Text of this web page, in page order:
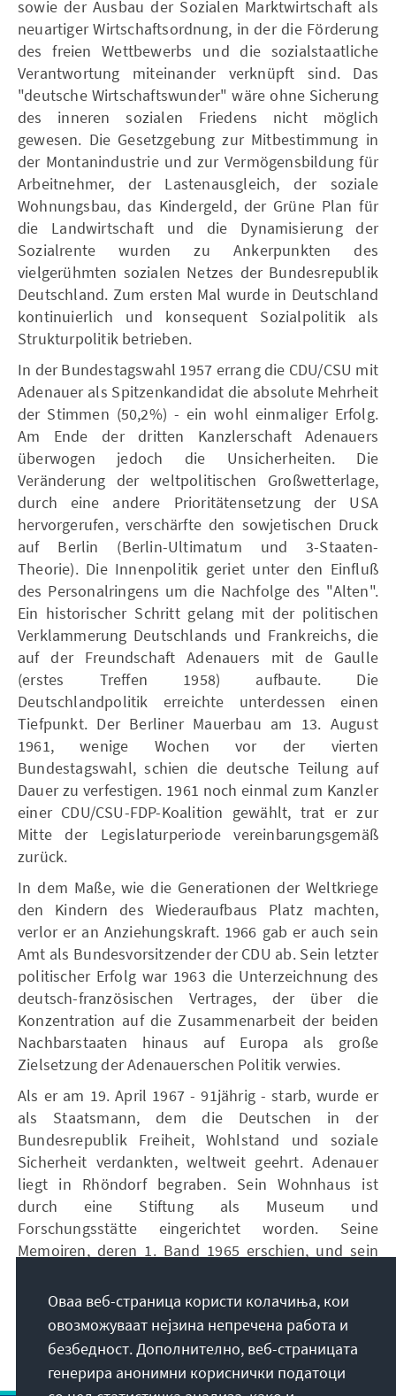
sowie der Ausbau der Sozialen Marktwirtschaft als
neuartiger Wirtschaftsordnung, in der die Förderung
des freien Wettbewerbs und die sozialstaatliche
Verantwortung miteinander verknüpft sind. Das
"deutsche Wirtschaftswunder" wäre ohne Sicherung
des inneren sozialen Friedens nicht möglich
gewesen. Die Gesetzgebung zur Mitbestimmung in
der Montanindustrie und zur Vermögensbildung für
Arbeitnehmer, der Lastenausgleich, der soziale
Wohnungsbau, das Kindergeld, der Grüne Plan für
die Landwirtschaft und die Dynamisierung der
Sozialrente wurden zu Ankerpunkten des
vielgerühmten sozialen Netzes der Bundesrepublik
Deutschland. Zum ersten Mal wurde in Deutschland
kontinuierlich und konsequent Sozialpolitik als
Strukturpolitik betrieben.
In der Bundestagswahl 1957 errang die CDU/CSU mit
Adenauer als Spitzenkandidat die absolute Mehrheit
der Stimmen (50,2%) - ein wohl einmaliger Erfolg.
Am Ende der dritten Kanzlerschaft Adenauers
überwogen jedoch die Unsicherheiten. Die
Veränderung der weltpolitischen Großwetterlage,
durch eine andere Prioritätensetzung der USA
hervorgerufen, verschärfte den sowjetischen Druck
auf Berlin (Berlin-Ultimatum und 3-Staaten-
Theorie). Die Innenpolitik geriet unter den Einfluß
des Personalringens um die Nachfolge des "Alten".
Ein historischer Schritt gelang mit der politischen
Verklammerung Deutschlands und Frankreichs, die
auf der Freundschaft Adenauers mit de Gaulle
(erstes Treffen 1958) aufbaute. Die
Deutschlandpolitik erreichte unterdessen einen
Tiefpunkt. Der Berliner Mauerbau am 13. August
1961, wenige Wochen vor der vierten
Bundestagswahl, schien die deutsche Teilung auf
Dauer zu verfestigen. 1961 noch einmal zum Kanzler
einer CDU/CSU-FDP-Koalition gewählt, trat er zur
Mitte der Legislaturperiode vereinbarungsgemäß
zurück.
In dem Maße, wie die Generationen der Weltkriege
den Kindern des Wiederaufbaus Platz machten,
verlor er an Anziehungskraft. 1966 gab er auch sein
Amt als Bundesvorsitzender der CDU ab. Sein letzter
politischer Erfolg war 1963 die Unterzeichnung des
deutsch-französischen Vertrages, der über die
Konzentration auf die Zusammenarbeit der beiden
Nachbarstaaten hinaus auf Europa als große
Zielsetzung der Adenauerschen Politik verwies.
Als er am 19. April 1967 - 91jährig - starb, wurde er
als Staatsmann, dem die Deutschen in der
Bundesrepublik Freiheit, Wohlstand und soziale
Sicherheit verdankten, weltweit geehrt. Adenauer
liegt in Rhöndorf begraben. Sein Wohnhaus ist
durch eine Stiftung als Museum und
Forschungsstätte eingerichtet worden. Seine
Memoiren, deren 1. Band 1965 erschien, und sein
ersten Ranges.
Оваа веб-страница користи колачиња, кои
овозможуваат нејзина непречена работа и
безбедност. Дополнително, веб-страницата
генерира анонимни кориснички податоци